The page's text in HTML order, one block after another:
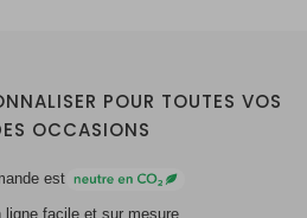
POUR TOUTES VOS
OCCASIONS
est
ligne facile et sur mesure